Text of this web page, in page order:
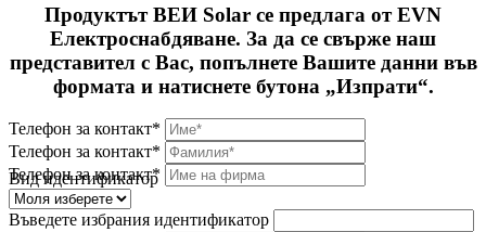
Продуктът ВЕИ Solar се предлага от EVN
Електроснабдяване. За да се свърже наш
представител с Вас, попълнете Вашите данни във
формата и натиснете бутона „Изпрати“.
Телефон за контакт*
Телефон за контакт*
Телефон за контакт*
Вид идентификатор
Въведете избрания идентификатор